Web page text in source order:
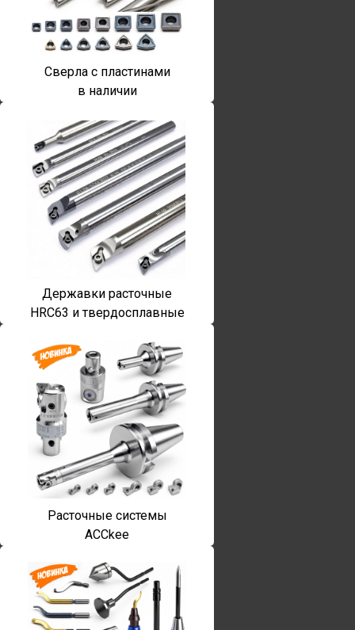
Сверла с пластинами
в наличии
Державки расточные
HRC63 и твердосплавные
Расточные системы
ACCkee